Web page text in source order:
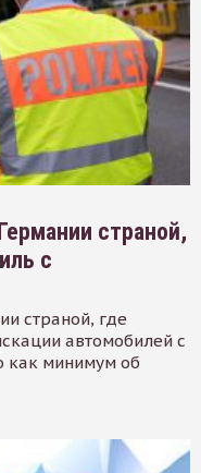
страной,
с
страной, где
автомобилей с
как минимум об